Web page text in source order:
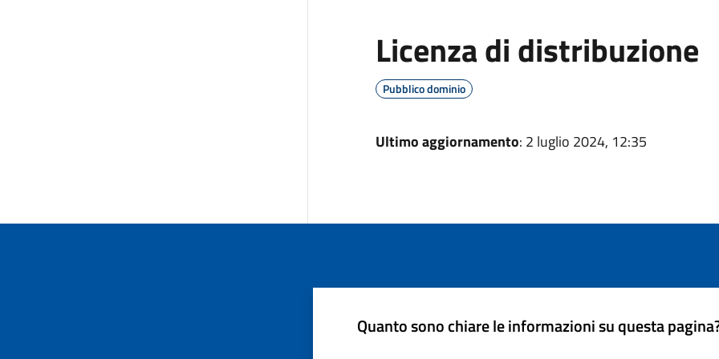
Licenza di distribuzione
Pubblico dominio
Ultimo aggiornamento: 2 luglio 2024, 12:35
Quanto sono chiare le informazioni su questa